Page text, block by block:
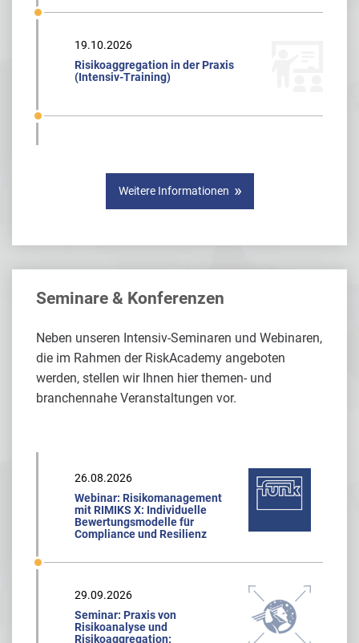
19.10.2026
Risikoaggregation in der Praxis
(Intensiv-Training)
Weitere Informationen
Seminare & Konferenzen
Neben unseren Intensiv-Seminaren und Webinaren,
die im Rahmen der RiskAcademy angeboten
werden, stellen wir Ihnen hier themen- und
branchennahe Veranstaltungen vor.
26.08.2026
Webinar: Risikomanagement
mit RIMIKS X: Individuelle
Bewertungsmodelle für
Compliance und Resilienz
29.09.2026
Seminar: Praxis von
Risikoanalyse und
Risikoaggregation: